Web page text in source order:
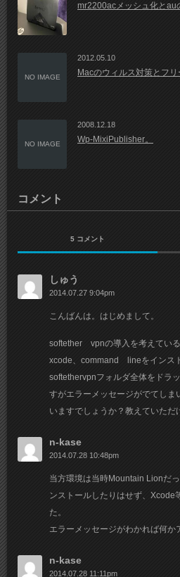
mr2200acメッシュ化とau
NO IMAGE
2012.05.10
Macのウィルス対策とフリ
NO IMAGE
2008.12.18
Wp-MixiPublisher。
コメント
5 コメント
しゅう
2014.07.27 9:04pm
こんばんは。はじめまして。
softether vpnの導入を考えてい
xcode、command lineをインス
softethervpnフォルダ全体をドラ
すがエラーメッセージがでてしま
いますでしょうか？教えていただ
n-kase
2014.07.28 10:48pm
当方環境は当時Mountain Lionだ
ンストールしたりはせず、Xcode
た。
エラーメッセージがわかれば何か
n-kase
2014.07.28 11:11pm